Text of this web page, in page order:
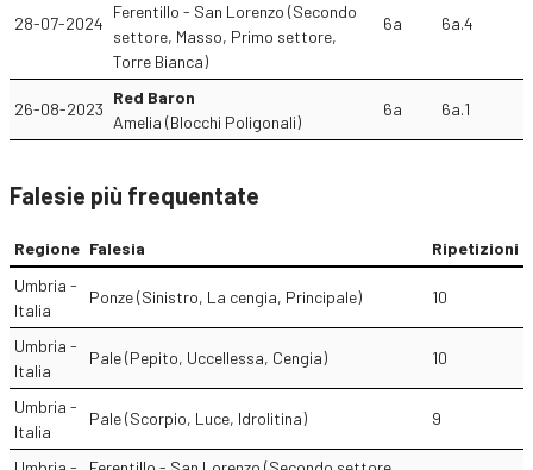
28-07-2024
Ferentillo - San Lorenzo (Secondo
settore, Masso, Primo settore,
Torre Bianca)
6a 6a.4
26-08-2023
Red Baron
Amelia (Blocchi Poligonali)
6a 6a.1
Falesie più frequentate
Regione Falesia
Ripetizioni
Umbria -
Italia
Ponze (Sinistro, La cengia, Principale) 10
Umbria -
Italia
Pale (Pepito, Uccellessa, Cengia) 10
Umbria -
Italia
Pale (Scorpio, Luce, Idrolitina) 9